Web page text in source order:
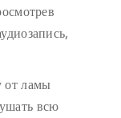
от ламы
всю